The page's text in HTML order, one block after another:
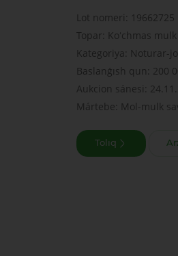
Lot nomeri: 19662725
Topar: Koʻchmas mulk
Kategoriya: Noturar-
Baslanǵısh qun: 200
Aukcion sánesi:
Mártebe: Mol-mulk
Tolıq